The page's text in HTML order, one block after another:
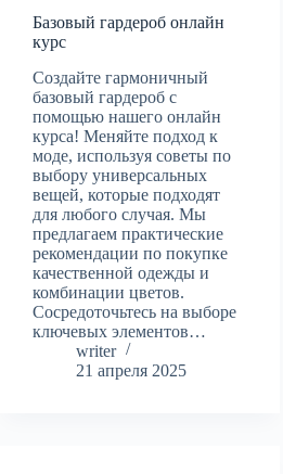
Базовый гардероб онлайн
курс
Создайте гармоничный
базовый гардероб с
помощью нашего онлайн
курса! Меняйте подход к
моде, используя советы по
выбору универсальных
вещей, которые подходят
для любого случая. Мы
предлагаем практические
рекомендации по покупке
качественной одежды и
комбинации цветов.
Сосредоточьтесь на выборе
ключевых элементов…
writer
21 апреля 2025